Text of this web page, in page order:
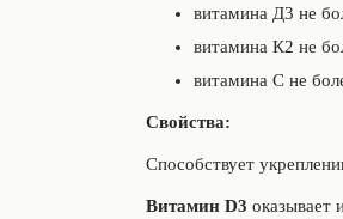
витамина Д3 не
витамина К2 не
витамина С не
Свойства:
Способствует
Витамин D3 оказывает